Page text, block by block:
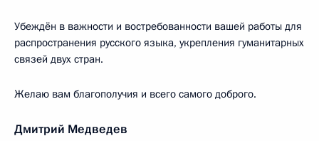
Убеждён в важности и востребованности вашей работы для
распространения русского языка, укрепления гуманитарных
связей двух стран.
Желаю вам благополучия и всего самого доброго.
Дмитрий Медведев